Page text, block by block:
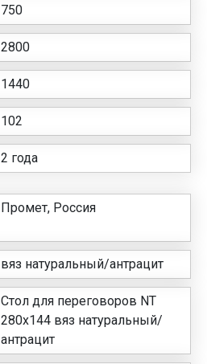
750
2800
1440
102
2 года
Промет, Россия
вяз натуральный/антрацит
Стол для переговоров NT
280х144 вяз натуральный/
антрацит